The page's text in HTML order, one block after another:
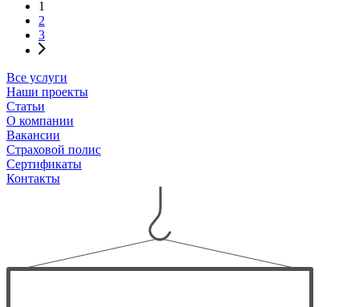
1
2
3
Все услуги
Наши проекты
Статьи
О компании
Вакансии
Страховой полис
Сертификаты
Контакты